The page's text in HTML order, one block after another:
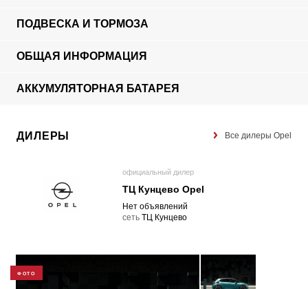
ПОДВЕСКА И ТОРМОЗА
ОБЩАЯ ИНФОРМАЦИЯ
АККУМУЛЯТОРНАЯ БАТАРЕЯ
ДИЛЕРЫ Все дилеры Opel
официальный дилер
ТЦ Кунцево Opel
Нет объявлений
cеть ТЦ Кунцево
ФОТО